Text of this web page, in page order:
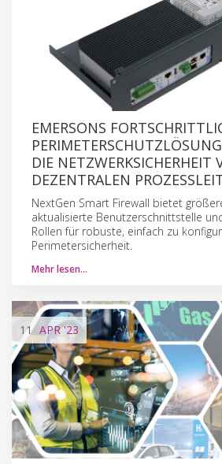
EMERSONS
DIE NETZWERKSICHERHEIT
DEZENTRALEN
NextGen Smart Firewall bietet
aktualisierte Benutzerschnittstelle
Rollen für robuste, einfach zu
Perimetersicherheit.
Mehr lesen…
11 APR'23